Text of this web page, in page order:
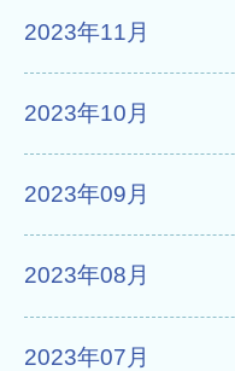
2023年11月
2023年10月
2023年09月
2023年08月
2023年07月